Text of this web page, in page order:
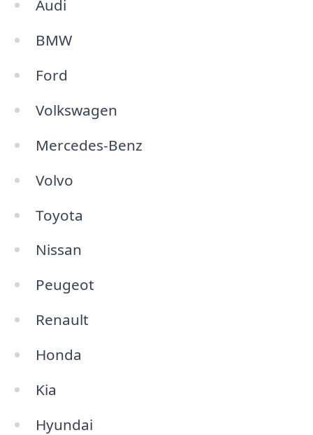
Audi
BMW
Ford
Volkswagen
Mercedes-Benz
Volvo
Toyota
Nissan
Peugeot
Renault
Honda
Kia
Hyundai